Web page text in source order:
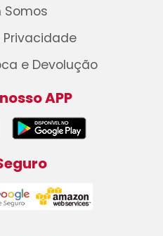
Somos
e Devolução
APP